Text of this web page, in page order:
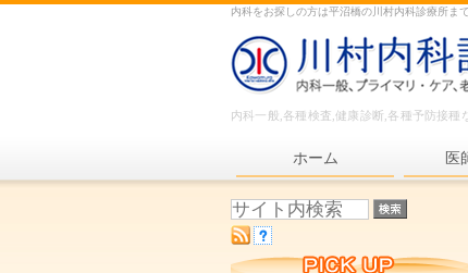
内科をお探しの方は平沼橋の川村内科診療所ま
内科一般,各種検査,健康診断,各種予防接種
ホーム 医